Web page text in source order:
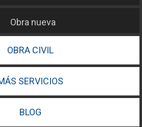
Obra nueva
OBRA CIVIL
SERVICIOS
BLOG